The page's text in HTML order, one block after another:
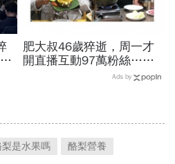
肥大叔46歲猝逝，周一才
開直播互動97萬粉絲…常
連續工作17小時，死因和
Ads by
梨是水果嗎
酪梨營養